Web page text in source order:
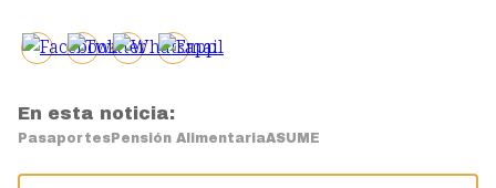
En esta noticia:
PasaportesPensión AlimentariaASUME